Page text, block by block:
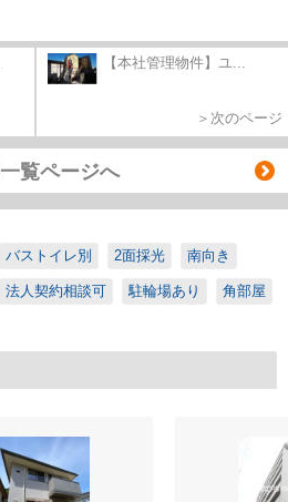
【本社管理物件】ユ...
＞次のページ
覧ページへ
バストイレ別 2面採光 南向き
法人契約相談可 駐輪場あり 角部屋